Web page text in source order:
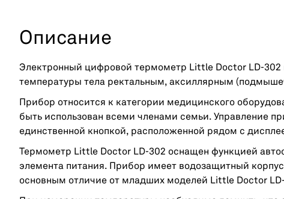
Описание
Электронный цифровой термометр Little Doctor LD-302
температуры тела ректальным, аксиллярным
Прибор относится к категории медицинского
быть использован всеми членами семьи. Управление
единственной кнопкой, расположенной рядом с
Термометр Little Doctor LD-302 оснащен функцией
элемента питания. Прибор имеет водозащитный
основным отличие от младших моделей Little Doctor